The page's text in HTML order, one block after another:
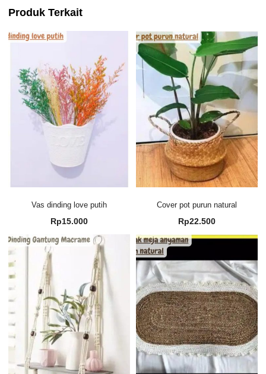
Produk Terkait
Vas dinding love putih
Rp15.000
Cover pot purun natural
Rp22.500